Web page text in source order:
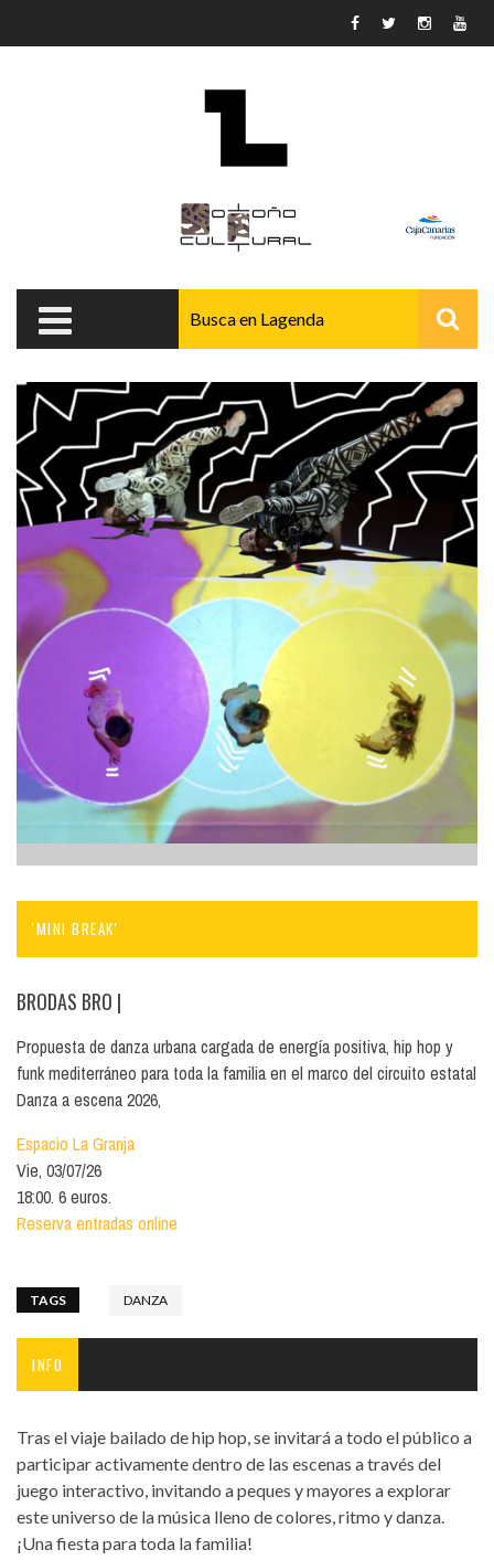
'MINI BREAK'
BRODAS BRO |
Propuesta de danza urbana cargada de energía positiva, hip hop y
funk mediterráneo para toda la familia en el marco del circuito estatal
Danza a escena 2026,
Espacio La Granja
Vie, 03/07/26
18:00. 6 euros.
Reserva entradas online
TAGS DANZA
INFO
Tras el viaje bailado de hip hop, se invitará a todo el público a
participar activamente dentro de las escenas a través del
juego interactivo, invitando a peques y mayores a explorar
este universo de la música lleno de colores, ritmo y danza.
¡Una fiesta para toda la familia!